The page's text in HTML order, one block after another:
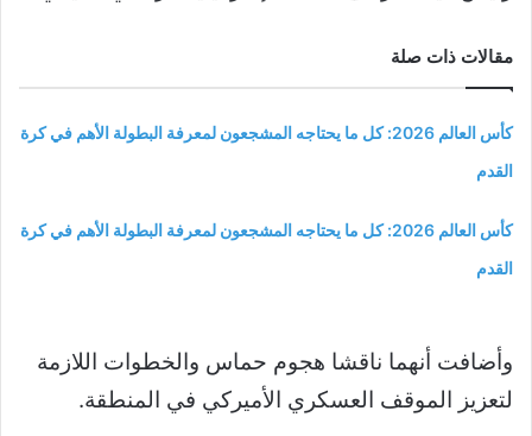
مقالات ذات صلة
كأس العالم 2026: كل ما يحتاجه المشجعون لمعرفة البطولة الأهم في كرة
القدم
كأس العالم 2026: كل ما يحتاجه المشجعون لمعرفة البطولة الأهم في كرة
القدم
وأضافت أنهما ناقشا هجوم حماس والخطوات اللازمة
لتعزيز الموقف العسكري الأميركي في المنطقة.